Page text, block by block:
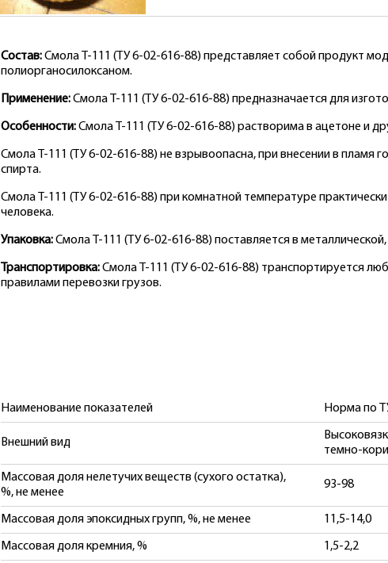
Состав:Смола Т-111 (ТУ 6-02-616-88) представляет собой продукт
полиорганосилоксаном.
Применение:Смола Т-111 (ТУ 6-02-616-88) предназначается для
Особенности:Смола Т-111 (ТУ 6-02-616-88) растворима в ацетоне и
Смола Т-111 (ТУ 6-02-616-88) не взрывоопасна, при внесении в пламя
спирта.
Смола Т-111 (ТУ 6-02-616-88) при комнатной температуре
человека.
Упаковка:Смола Т-111 (ТУ 6-02-616-88) поставляется в
Транспортировка:Смола Т-111 (ТУ 6-02-616-88) транспортируется
правилами перевозки грузов.
Наименование показателей Норма по
Внешний вид
темно-
Массовая доля нелетучих веществ (сухого остатка),
%, не менее
93-98
Массовая доля эпоксидных групп, %, не менее 11,5-14,0
Массовая доля кремния, % 1,5-2,2